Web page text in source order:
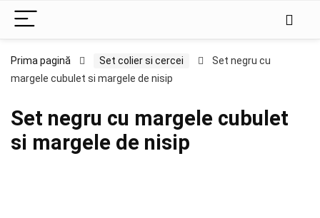
Prima pagină Set colier si cercei
Set negru cu
margele cubulet si margele de nisip
Set negru cu margele cubulet
si margele de nisip